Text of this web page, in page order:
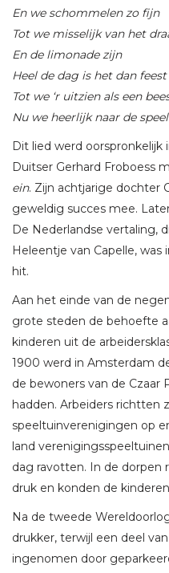
En we schommelen zo fijn
Tot we misselijk van het
En de limonade zijn
Heel de dag is het dan feest
Tot we ‘r uitzien als een
Nu we heerlijk naar de
Dit lied werd oorspronkelijk
Duitser Gerhard Froboess
ein. Zijn achtjarige dochter
geweldig succes mee.
De Nederlandse vertaling,
Heleentje van Capelle,
hit.
Aan het einde van de
grote steden de behoefte
kinderen uit de
1900 werd in Amsterdam
de bewoners van de Czaar
hadden. Arbeiders richtten
speeltuinverenigingen op
land
dag ravotten. In de dorpen
druk en konden de
Na de tweede
drukker, terwijl een deel
ingenomen door